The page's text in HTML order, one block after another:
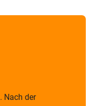
. Nach der